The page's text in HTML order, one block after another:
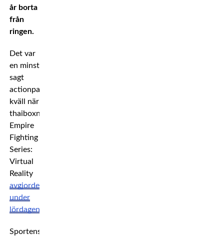
år borta
från
ringen.
Det var
en minst
sagt
actionpackad
kväll när
thaiboxningsgalan
Empire
Fighting
Series:
Virtual
Reality
avgjordes
under
lördagen
Sportens